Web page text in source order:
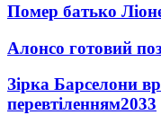
Помер батько
Алонсо готовий
Зірка Барселони
перевтіленням2033